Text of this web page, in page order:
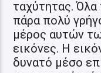
ταχύτητας.
πάρα πολύ
μέρος αυτών
εικόνες. Η
δυνατό μέσο